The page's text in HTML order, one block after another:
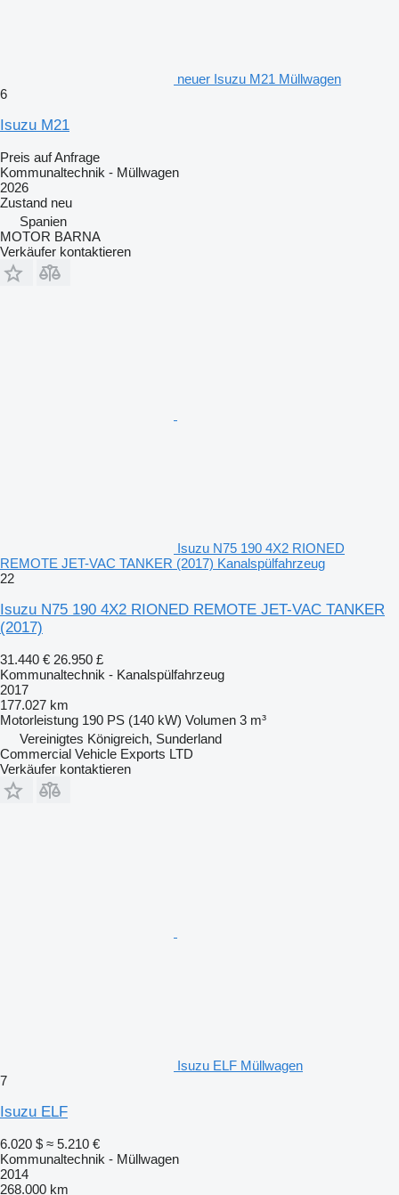
neuer Isuzu M21 Müllwagen
6
Isuzu M21
Preis auf Anfrage
Kommunaltechnik - Müllwagen
2026
Zustand neu
Spanien
MOTOR BARNA
Verkäufer kontaktieren
Isuzu N75 190 4X2 RIONED
REMOTE JET-VAC TANKER (2017) Kanalspülfahrzeug
22
Isuzu N75 190 4X2 RIONED REMOTE JET-VAC TANKER
(2017)
31.440 € 26.950 £
Kommunaltechnik - Kanalspülfahrzeug
2017
177.027 km
Motorleistung 190 PS (140 kW) Volumen 3 m³
Vereinigtes Königreich, Sunderland
Commercial Vehicle Exports LTD
Verkäufer kontaktieren
Isuzu ELF Müllwagen
7
Isuzu ELF
6.020 $ ≈ 5.210 €
Kommunaltechnik - Müllwagen
2014
268.000 km